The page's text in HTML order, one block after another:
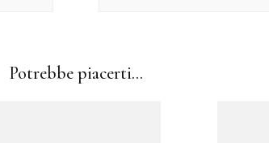
Potrebbe piacerti...